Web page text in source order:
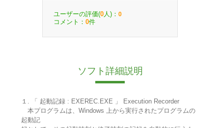
ユーザーの評価(0 人)： 0
コメント： 0件
ソフト詳細説明
１. 「 起動記録 : EXEREC.EXE 」 Execution Recorder
本プログラムは、Windows 上から実行されたプログラムの
起動記